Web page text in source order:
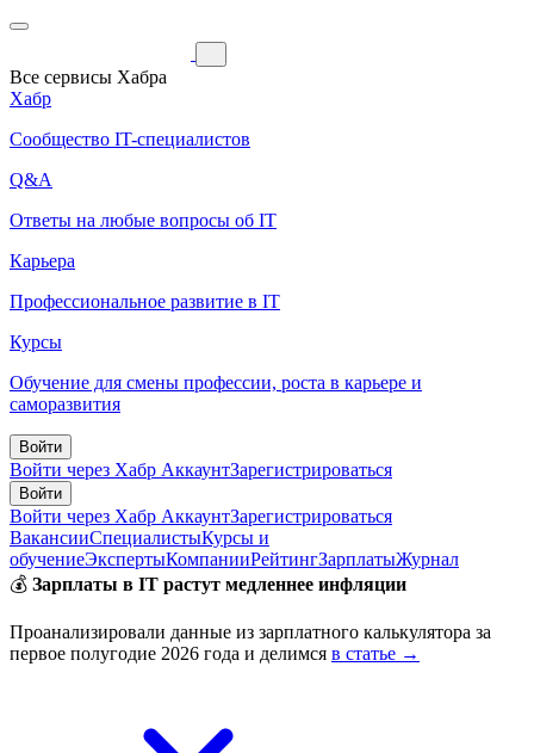
Все сервисы Хабра
Хабр
Сообщество IT-специалистов
Q&A
Ответы на любые вопросы об IT
Карьера
Профессиональное развитие в IT
Курсы
Обучение для смены профессии, роста в карьере и
саморазвития
Войти
Войти через Хабр АккаунтЗарегистрироваться
Войти
Войти через Хабр АккаунтЗарегистрироваться
ВакансииСпециалистыКурсы и
обучениеЭкспертыКомпанииРейтингЗарплатыЖурнал
💰 Зарплаты в IT растут медленнее инфляции
Проанализировали данные из зарплатного калькулятора за
первое полугодие 2026 года и делимся в статье →